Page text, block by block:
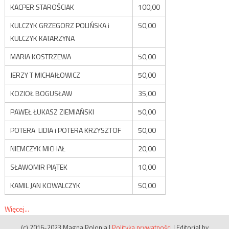
KACPER STAROŚCIAK
100,00
KULCZYK GRZEGORZ POLIŃSKA i
KULCZYK KATARZYNA
50,00
MARIA KOSTRZEWA
50,00
JERZY T MICHAJŁOWICZ
50,00
KOZIOŁ BOGUSŁAW
35,00
PAWEŁ ŁUKASZ ZIEMIAŃSKI
50,00
POTERA LIDIA i POTERA KRZYSZTOF
50,00
NIEMCZYK MICHAŁ
20,00
SŁAWOMIR PIĄTEK
10,00
KAMIL JAN KOWALCZYK
50,00
Więcej...